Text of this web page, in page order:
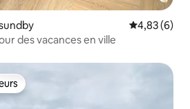
Note
4,83 (6)
des vacances en ville